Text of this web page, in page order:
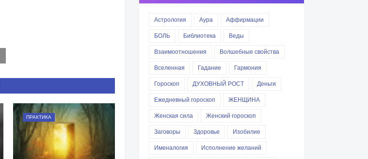
ПРАКТИКА
Астрология Аура
Аффирмации
БОЛЬ
Библиотека
Веды
Взаимоотношения
Волшебные свойства
Вселенная
Гадание
Гармония
Гороскоп
ДУХОВНЫЙ РОСТ
Деньги
Ежедневный гороскоп
ЖЕНЩИНА
Женская сила
Женский гороскоп
Заговоры
Здоровье
Изобилие
Именалогия
Исполнение желаний